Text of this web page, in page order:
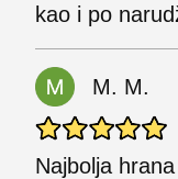
kao i po
M. M.
Najbolja